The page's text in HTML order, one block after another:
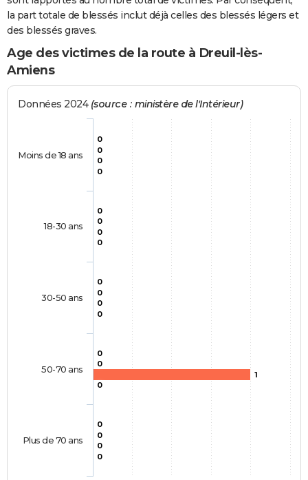
la part totale de blessés inclut déjà celles des blessés légers et
des blessés graves.
Age des victimes de la route à Dreuil-lès-
Amiens
Données 2024 (source : ministère de l'Intérieur)
0
0
0
0
0
0
0
0
0
0
0
0
0
1
0
0
0
0
0
0
Moins de 18 ans
18-30 ans
30-50 ans
50-70 ans
Plus de 70 ans